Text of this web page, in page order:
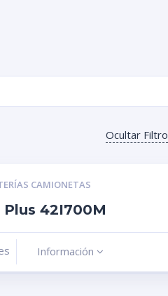
Ocultar Filtro
CAMIONETAS
42I700M
Información